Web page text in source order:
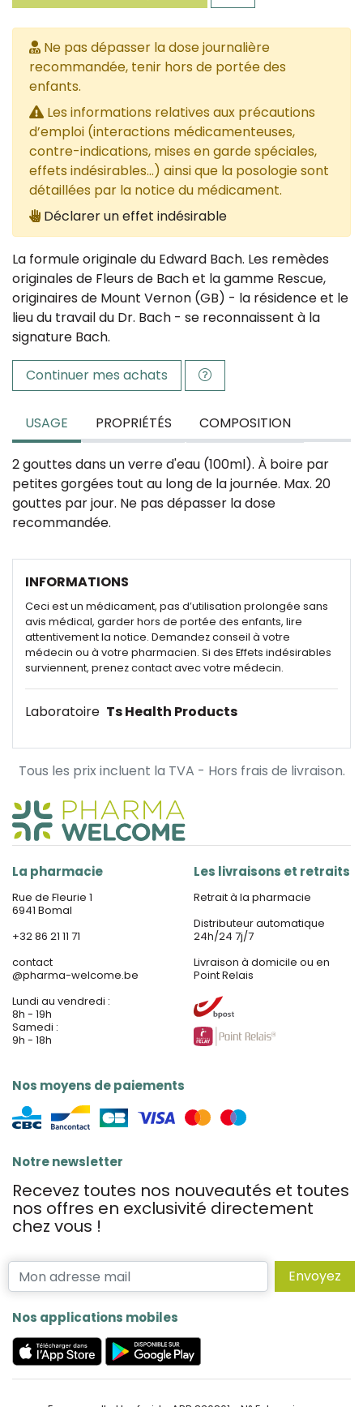
Ne pas dépasser la dose journalière
recommandée, tenir hors de portée des
enfants.
Les informations relatives aux précautions
d’emploi (interactions médicamenteuses,
contre-indications, mises en garde spéciales,
effets indésirables...) ainsi que la posologie sont
détaillées par la notice du médicament.
Déclarer un effet indésirable
La formule originale du Edward Bach. Les remèdes
originales de Fleurs de Bach et la gamme Rescue,
originaires de Mount Vernon (GB) - la résidence et le
lieu du travail du Dr. Bach - se reconnaissent à la
signature Bach.
Continuer mes achats
USAGE PROPRIÉTÉS COMPOSITION
2 gouttes dans un verre d'eau (100ml). À boire par
petites gorgées tout au long de la journée. Max. 20
gouttes par jour. Ne pas dépasser la dose
recommandée.
INFORMATIONS
Ceci est un médicament, pas d’utilisation prolongée sans
avis médical, garder hors de portée des enfants, lire
attentivement la notice. Demandez conseil à votre
médecin ou à votre pharmacien. Si des Effets indésirables
surviennent, prenez contact avec votre médecin.
Laboratoire Ts Health Products
Tous les prix incluent la TVA - Hors frais de livraison.
La pharmacie
Rue de Fleurie 1
6941 Bomal
+32 86 21 11 71
contact
@pharma-welcome.be
Lundi au vendredi :
8h - 19h
Samedi :
9h - 18h
Nos moyens de paiements
Les livraisons et retraits
Retrait à la pharmacie
Distributeur automatique
24h/24 7j/7
Livraison à domicile ou en
Point Relais
Notre newsletter
Recevez toutes nos nouveautés et toutes
nos offres en exclusivité directement
chez vous !
Envoyez
Nos applications mobiles